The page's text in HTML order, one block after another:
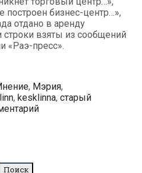
бизнес-центр…»,
отдано в аренду
взяты из сообщений
«Раэ-пресс».
, Мэрия,
, kesklinna, старый